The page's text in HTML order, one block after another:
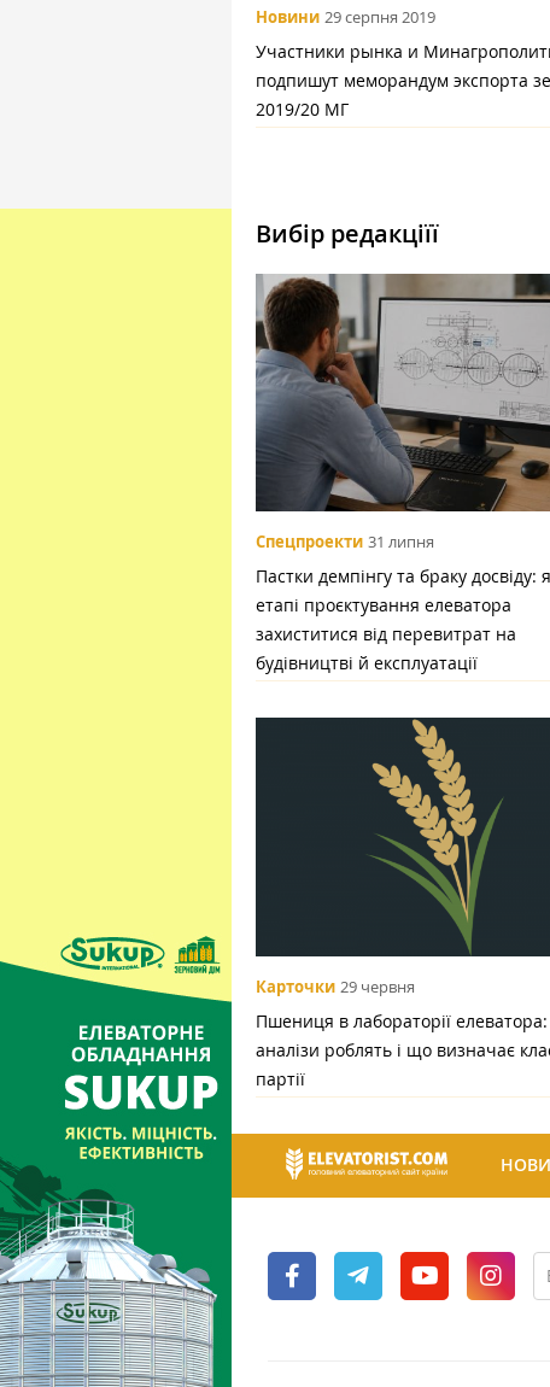
Новини 29 серпня 2019
Участники рынка и
подпишут меморандум экспорта
2019/20 МГ
Вибір редакціїї
Спецпроекти 31 липня
Пастки демпінгу та браку досвіду:
етапі проєктування елеватора
захиститися від перевитрат на
будівництві й експлуатації
Карточки 29 червня
Пшениця в лабораторії елеватора:
аналізи роблять і що визначає
партії